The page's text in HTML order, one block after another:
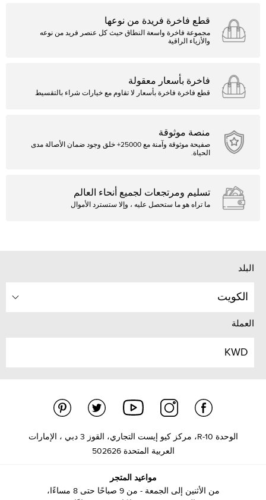
قطع فاخرة فريدة من نوعها
مجموعة فاخرة واسعة النطاق حيث كل عنصر فريد من نوعه
والأزياء الراقية
فاخرة بأسعار معقولة
قطع فاخرة فاخرة بأسعار لا تقاوم مع خيارات شراء بالتقسيط
منصة موثوقة
صفيحة موثوقة وآمنة مع 25000+ خلق وجود ضمان الأصالة مدى
الحياة.
تسليم ومرتجعات لجميع أنحاء العالم
ما تراه هو ما ستحصل عليه ، وإلا ستسترد الأموال
البلد
الكويت
العملة
KWD
الوحدة R-10، مركز كيو إيست التجاري، القوز 3 دبي ، الإمارات
العربية المتحدة 502626
مواعيد المتجر
من الأثنين إلى الجمعة - من 9 صباحًا حتى 8 مساءًا،